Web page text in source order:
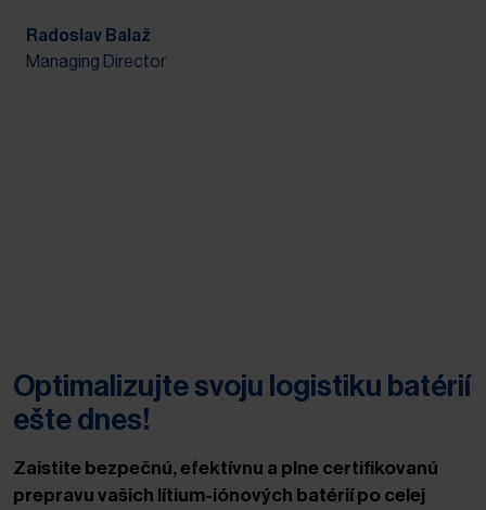
Radoslav Balaž
Managing Director
Optimalizujte svoju logistiku batérií
ešte dnes!
Zaistite bezpečnú, efektívnu a plne certifikovanú
prepravu vašich lítium-iónových batérií po celej